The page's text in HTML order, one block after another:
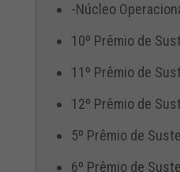
-Núcleo
10º Prêmio de
11º Prêmio de
12º Prêmio de
5º Prêmio de
6º Prêmio de